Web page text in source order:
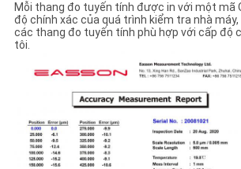
Mỗi thang đo tuyến tính được in với một mã
độ chính xác của quá trình kiểm tra nhà
các thang đo tuyến tính phù hợp với cấp độ
tôi.